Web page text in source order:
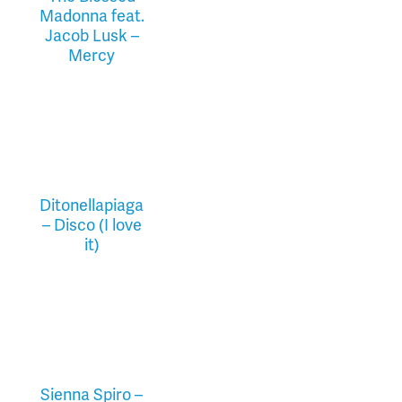
Madonna feat.
Jacob Lusk –
Mercy
Ditonellapiaga
– Disco (I love
it)
Sienna Spiro –